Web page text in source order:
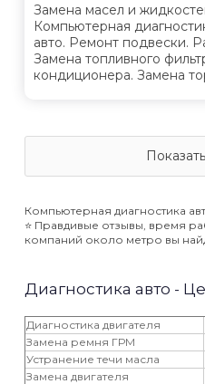
Замена масел и
Компьютерная
авто. Ремонт подвески.
Замена топливного
кондиционера. Замена
Компьютерная диагностика
⭐️ Правдивые отзывы, время
компаний около метро вы
Диагностика авто -
Диагностика двигателя
Замена ремня ГРМ
Устранение течи масла
Замена двигателя